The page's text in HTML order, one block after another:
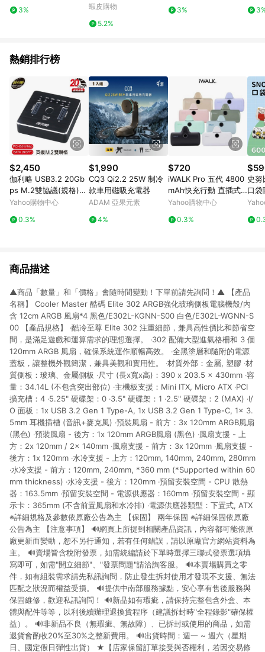
3%
機箱 matx主板240水
蝦皮購物
5.2%
3%
熱銷排行榜
$2,450
伽利略 USB3.2 20Gb
ps M.2雙協議(規格)
對拷(拷貝)機 (DMC32
Yahoo購物中心
0.3%
$1,990
CQ3 Qi2.2 25W 制冷
款車用磁吸充電器
ADAM 亞果元素
4%
$720
iWALK Pro 五代 4800
mAh快充行動 直插式
口袋電源 行動電源 Lig
Yahoo購物中心
0.3%
史努
口袋
E-
商品描述
▲商品「數量」和「價格」會隨時間變動！下單前請先詢問！▲ 【產品
名稱】 Cooler Master 酷碼 Elite 302 ARGB強化玻璃側板電腦機殼/內
含 12cm ARGB 風扇*4 黑色/E302L-KGNN-S00 白色/E302L-WGNN-S
00 【產品規格】 ‧酷冷至尊 Elite 302 注重細節，兼具高性價比和節省空
間，是滿足遊戲和運算需求的理想選擇。 ‧302 配備大型進氣格柵和 3 個
120mm ARGB 風扇，確保系統運作順暢高效。 ‧全黑塗層和隨附的電源
蓋板，讓整機外觀簡潔，兼具美觀和實用性。 ‧材質外部：金屬, 塑膠 ‧材
質側板：玻璃、金屬側板 ‧尺寸 (長x寬x高)：390 x 203.5 x 430mm ‧容
量：34.14L (不包含突出部位) ‧主機板支援：Mini ITX, Micro ATX ‧PCI
擴充槽：4 ‧5.25" 硬碟架：0 ‧3.5" 硬碟架：1 ‧2.5" 硬碟架：2 (MAX) ‧I/
O 面板：1x USB 3.2 Gen 1 Type-A, 1x USB 3.2 Gen 1 Type-C, 1x 3.
5mm 耳機插槽 (音訊+麥克風) ‧預裝風扇 - 前方：3x 120mm ARGB風扇
(黑色) ‧預裝風扇 - 後方：1x 120mm ARGB風扇 (黑色) ‧風扇支援 - 上
方：2x 120mm / 2x 140mm ‧風扇支援 - 前方：3x 120mm ‧風扇支援 -
後方：1x 120mm ‧水冷支援 - 上方：120mm, 140mm, 240mm, 280mm
‧水冷支援 - 前方：120mm, 240mm, *360 mm (*Supported within 60
mm thickness) ‧水冷支援 - 後方：120mm ‧預留安裝空間 - CPU 散熱
器：163.5mm ‧預留安裝空間 - 電源供應器：160mm ‧預留安裝空間 - 顯
示卡：365mm (不含前置風扇和水冷排) ‧電源供應器類型：下置式, ATX
※詳細規格及參數依原廠公告為主 【保固】 兩年保固 ※詳細保固依原廠
公告為主 【注意事項】 🔊網頁上所提到相關產品資訊，內容都可能依原
廠更新而變動，恕不另行通知，若有任何錯誤，請以原廠官方網站資料為
主。 🔊賣場皆含稅附發票，如需統編請於下單時選擇三聯式發票選項填
寫即可，如需"開立細節"、"發票問題"請洽詢客服。 🔊本賣場購買之零
件，如有組裝需求請先私訊詢問，防止發生拆封使用才發現不支援、無法
匹配之狀況而權益受損。 🔊提供中南部服務據點，安心享有售後服務與
保固維修，歡迎私訊詢問！ 🔊新品如有瑕疵，請保持完整包含外盒、本
體與配件等等，以利後續辦理退換貨程序（建議拆封時"全程錄影"確保權
益）。 🔊非新品不良（無瑕疵、無故障）、已拆封或使用的商品，如需
退貨會酌收20%至30%之整新費用。 🔊出貨時間：週一 ~ 週六（星期
日、國定假日彈性出貨） ★【店家保留訂單接受與否權利，若因交易條